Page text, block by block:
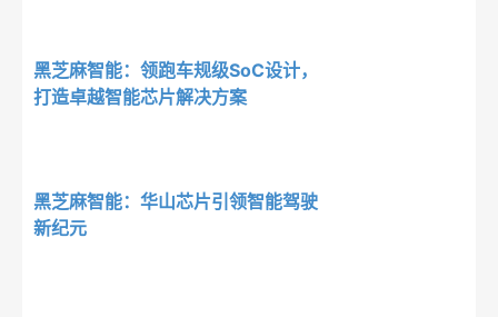
黑芝麻智能：领跑车规级SoC设计，
打造卓越智能芯片解决方案
黑芝麻智能：华山芯片引领智能驾驶
新纪元